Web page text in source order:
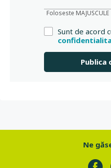
Foloseste MAJUSCULE
Sunt de acord
Ne